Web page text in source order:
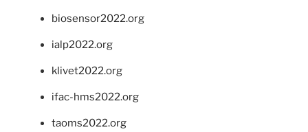
biosensor2022.org
ialp2022.org
klivet2022.org
ifac-hms2022.org
taoms2022.org